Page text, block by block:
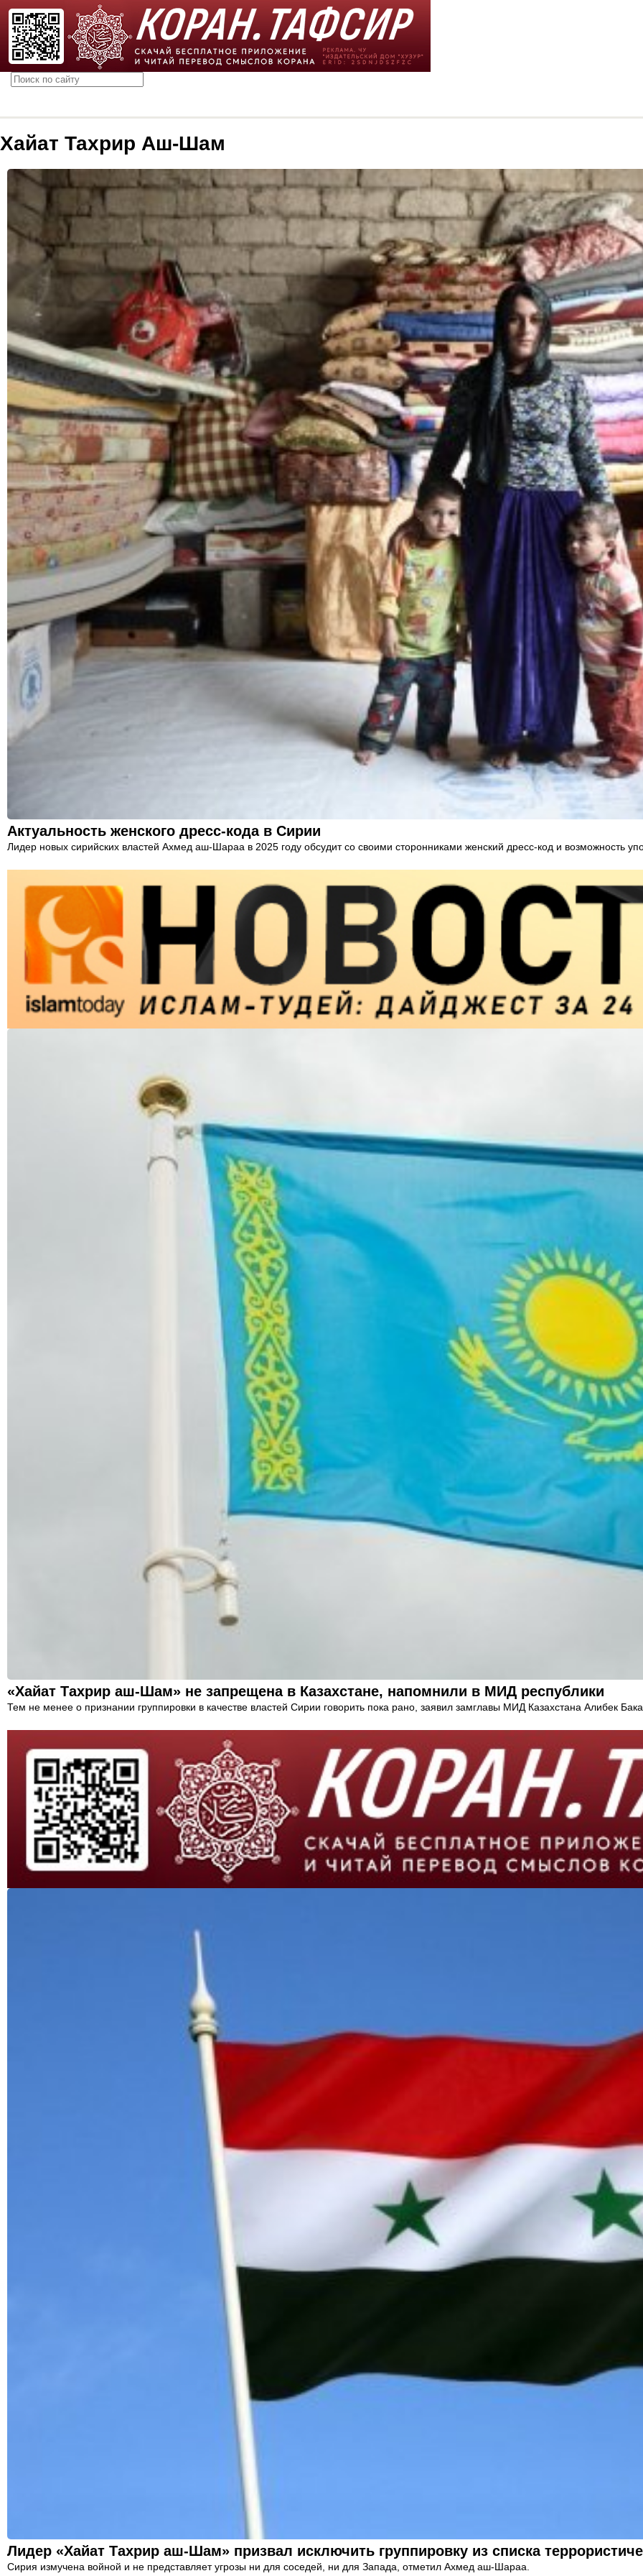
Хайат Тахрир Аш-Шам
Актуальность женского дресс-кода в Сирии
Лидер новых сирийских властей Ахмед аш-Шараа в 2025 году обсудит со своими сторонниками женский дресс-код и возможность
«Хайат Тахрир аш-Шам» не запрещена в Казахстане, напомнили в МИД республики
Тем не менее о признании группировки в качестве властей Сирии говорить пока рано, заявил замглавы МИД Казахстана Алибек
Лидер «Хайат Тахрир аш-Шам» призвал исключить группировку из списка
Сирия измучена войной и не представляет угрозы ни для соседей, ни для Запада, отметил Ахмед аш-Шараа.